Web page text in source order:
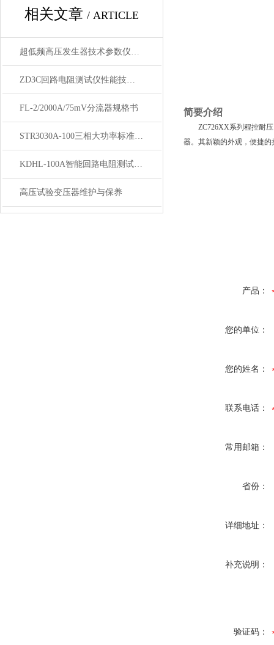
相关文章 / ARTICLE
超低频高压发生器技术参数仪器结构说明
ZD3C回路电阻测试仪性能技术参数
FL-2/2000A/75mV分流器规格书
STR3030A-100三相大功率标准源的详细资料
KDHL-100A智能回路电阻测试仪面板说明及接线
高压试验变压器维护与保养
简要介绍
ZC726XX系列程控耐压
器。其新颖的外观，便捷
产品：
您的单位：
您的姓名：
联系电话：
常用邮箱：
省份：
详细地址：
补充说明：
验证码：